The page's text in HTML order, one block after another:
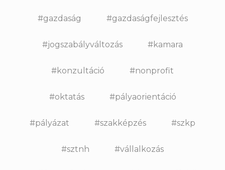
#gazdaság #gazdaságfejlesztés
#jogszabályváltozás #kamara
#konzultáció #nonprofit
#oktatás #pályaorientáció
#pályázat #szakképzés #szkp
#sztnh #vállalkozás